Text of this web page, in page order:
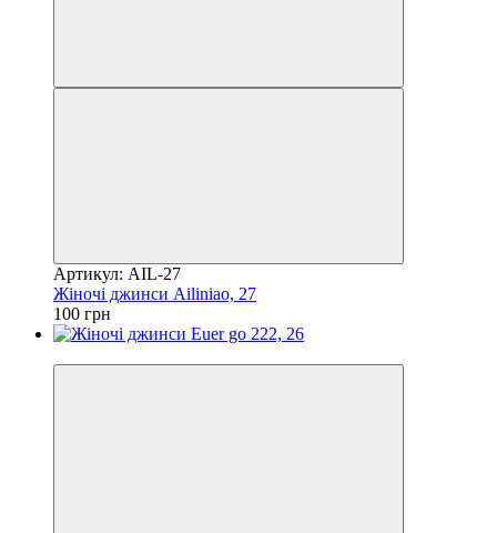
Артикул: AIL-27
Жіночі джинси Ailiniao, 27
100 грн